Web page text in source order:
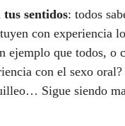
tus sentidos: todos
con experiencia
que todos, o
con el sexo
Sigue siendo